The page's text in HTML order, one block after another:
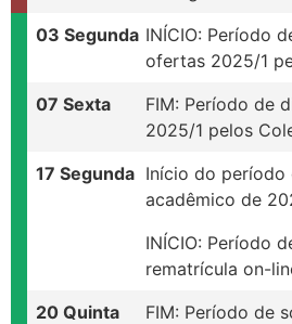
03 Segunda INÍCIO: Período
ofertas 2025/1
07 Sexta
FIM: Período de
2025/1 pelos
17 Segunda Início do período
acadêmico de
INÍCIO: Período
rematrícula on-
20 Quinta
FIM: Período de